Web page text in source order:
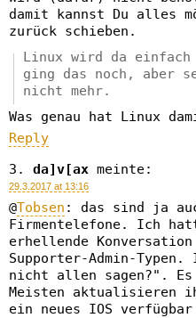
damit kannst Du alles
zurück schieben.
Linux wird da
ging das noch, aber
nicht mehr.
Was genau hat Linux
Reply
da]v[ax meinte:
29.3.2017 at 13:16
@Tobsen : das sind ja
Firmentelefone. Ich
erhellende
Supporter-Admin-
nicht allen sagen?".
Meisten aktualisieren
ein neues IOS